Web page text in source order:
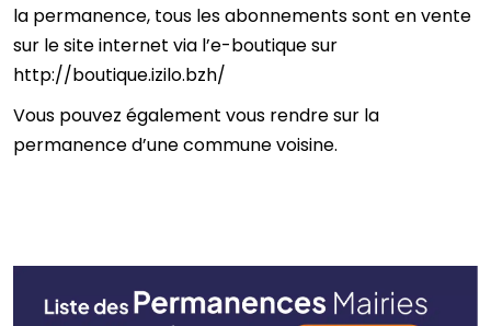
la permanence, tous les abonnements sont en vente
sur le site internet via l’e-boutique sur
http://boutique.izilo.bzh/
Vous pouvez également vous rendre sur la
permanence d’une commune voisine.